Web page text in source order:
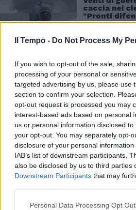
Il Tempo - Do Not Process My
If you wish to opt-out of the sale,
processing of your personal or
targeted advertising by us, please use
section to confirm your selection.
opt-out request is processed you may
interest-based ads based on personal
us or personal information disclosed
your opt-out. You may separately opt-
disclosure of your personal
IAB’s list of downstream participants.
also be disclosed by us to third parties
Downstream Participants that may
Personal Data Processing Opt
caccia nei
"Pronti
I toni si sono scaldati. In
non si fanno, gli oppositori
parlare perché li
Che descrizione fate
perfetto?", ha domandato.
nemico per un accordo. C'è
guerra mondiale. Se non è
dell'Occidente, di chi è
Non si può fare la pace